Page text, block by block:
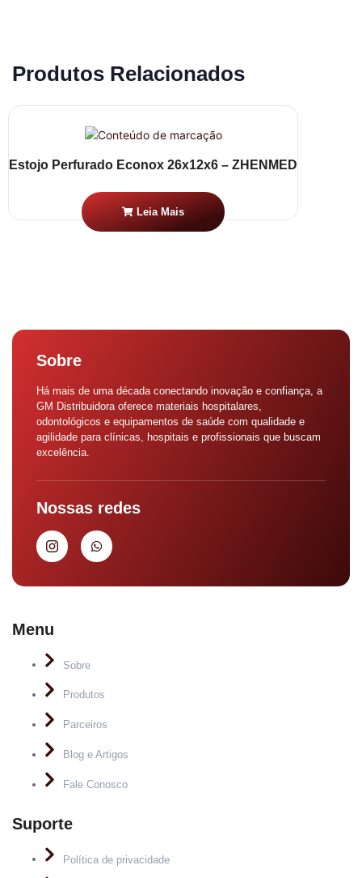
Produtos Relacionados
Estojo Perfurado Econox 26x12x6 – ZHENMED
Leia Mais
Sobre
Há mais de uma década conectando inovação e confiança, a
GM Distribuidora oferece materiais hospitalares,
odontológicos e equipamentos de saúde com qualidade e
agilidade para clínicas, hospitais e profissionais que buscam
excelência.
Nossas redes
Menu
Sobre
Produtos
Parceiros
Blog e Artigos
Fale Conosco
Suporte
Política de privacidade